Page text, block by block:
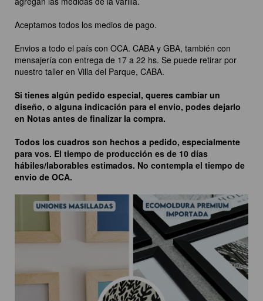
Aceptamos todos los medios de pago.
Envios a todo el país con OCA. CABA y GBA, también con
mensajería con entrega de 17 a 22 hs. Se puede retirar por
nuestro taller en Villa del Parque, CABA.
Si tienes algún pedido especial, queres cambiar un
diseño, o alguna indicación para el envio, podes dejarlo
en Notas antes de finalizar la compra.
Todos los cuadros son hechos a pedido, especialmente
para vos. El tiempo de producción es de 10 días
hábiles/laborables estimados. No contempla el tiempo de
envio de OCA.